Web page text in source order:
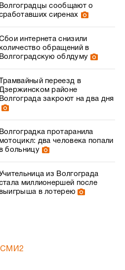
Волгоградцы сообщают о
сиренах
интернета снизили
количество обращений в
Волгоградскую облдуму
Трамвайный переезд в
районе
Волгограда закроют на два дня
Волгоградка протаранила
мотоцикл: два человека попали
в больницу
Учительница из Волгограда
миллионершей после
выигрыша в лотерею
СМИ2